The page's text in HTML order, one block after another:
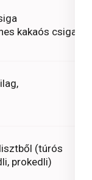
kakaós csiga)
(túrós
prokedli)